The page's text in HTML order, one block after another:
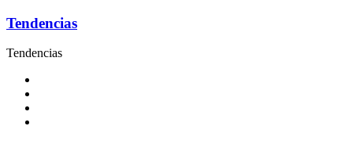
Tendencias
Tendencias